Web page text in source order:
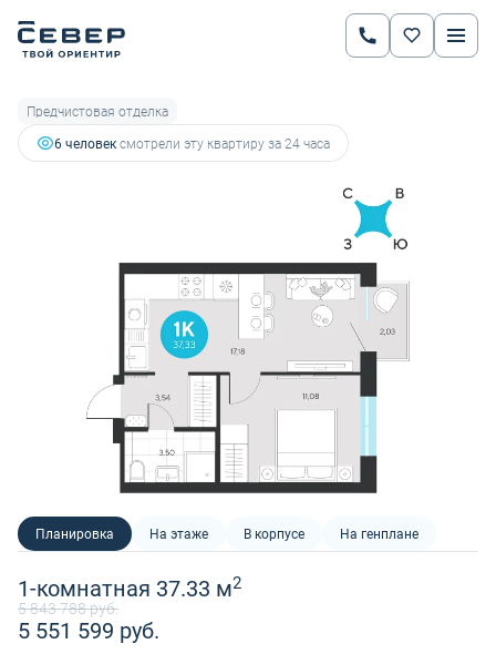
1-комнатная
5 843 788 руб.
5 551 599 руб.
Ипотекаот 19 433 руб.
Предчистовая отделка
6 человексмотрели эту квартиру за 24 часа
Планировка На этаже В корпусе На генплане
1-комнатная 37.33 м2
5 843 788 руб.
5 551 599 руб.